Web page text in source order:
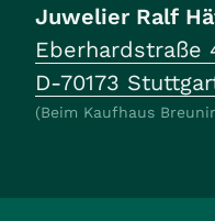
Juwelier Ralf
Eberhardstraße
D-70173
(Beim Kaufhaus